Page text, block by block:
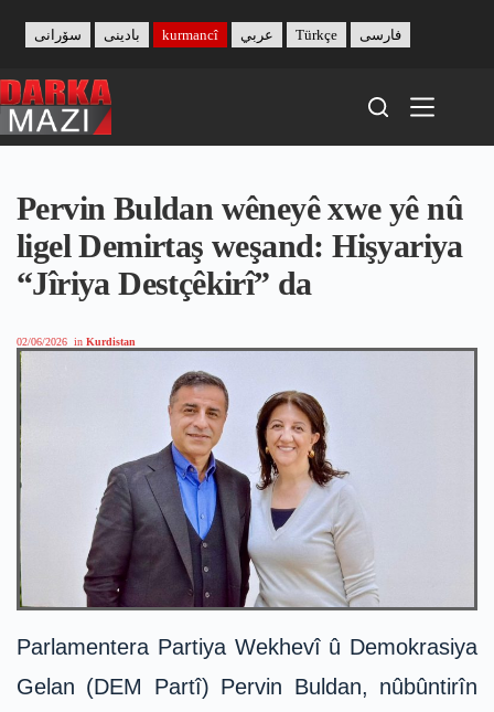
content
بادینی سۆرانی kurmancî عربي Türkçe فارسی
Pervin Buldan wêneyê xwe yê nû
ligel Demirtaş weşand: Hişyariya
“Jîriya Destçêkirî” da
02/06/2026 in Kurdistan
Parlamentera Partiya Wekhevî û Demokrasiya
Gelan (DEM Partî) Pervin Buldan, nûbûntirîn